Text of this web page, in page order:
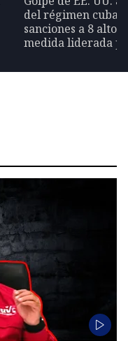
del régimen
sanciones a 8 altos
medida liderada